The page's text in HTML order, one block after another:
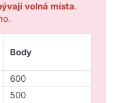
volná místa.
Body
600
500